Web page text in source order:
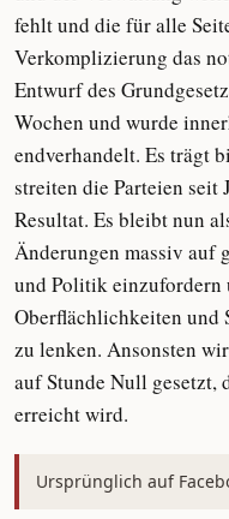
fehlt und die für alle
Verkomplizierung das
Entwurf des
Wochen und wurde
endverhandelt. Es trägt
streiten die Parteien seit
Resultat. Es bleibt nun
Änderungen massiv auf
und Politik einzufordern
Oberflächlichkeiten und
zu lenken. Ansonsten
auf Stunde Null gesetzt,
erreicht wird.
Ursprünglich auf